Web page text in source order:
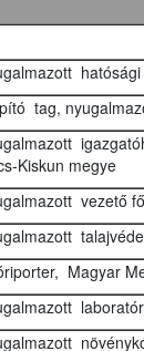
tag,
Kiskun megye
vezető
Magyar